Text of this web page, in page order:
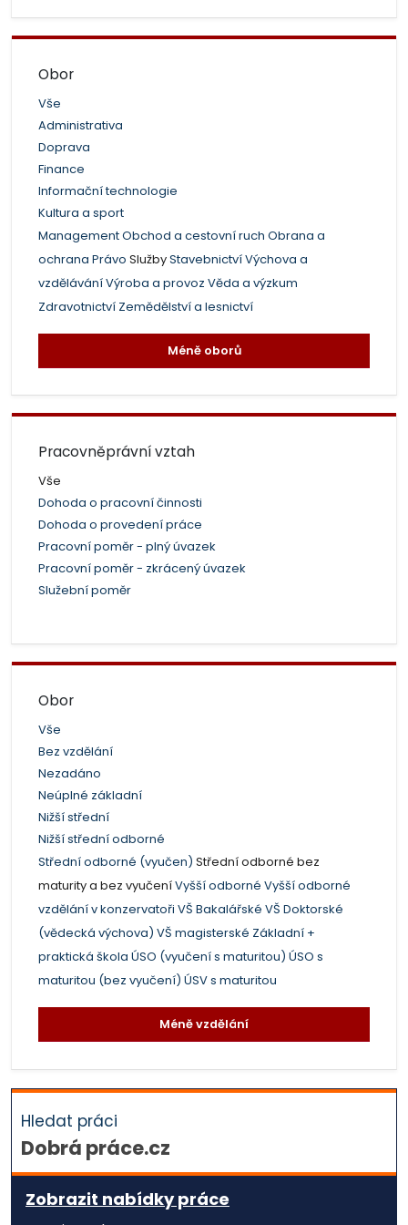
Obor
Vše
Administrativa
Doprava
Finance
Informační technologie
Kultura a sport
ManagementObchod a cestovní ruch Obrana a
ochrana Právo SlužbyStavebnictvíVýchova a
vzděláváníVýroba a provoz Věda a výzkum
Zdravotnictví Zemědělství a lesnictví
Méně oborů
Pracovněprávní vztah
Vše
Dohoda o pracovní činnosti
Dohoda o provedení práce
Pracovní poměr - plný úvazek
Pracovní poměr - zkrácený úvazek
Služební poměr
Obor
Vše
Bez vzdělání
Nezadáno
Neúplné základní
Nižší střední
Nižší střední odborné
Střední odborné (vyučen) Střední odborné bez
maturity a bez vyučeníVyšší odborné Vyšší odborné
vzdělání v konzervatoři VŠ Bakalářské VŠ Doktorské
(vědecká výchova) VŠ magisterské Základní +
praktická škola ÚSO (vyučení s maturitou) ÚSO s
maturitou (bez vyučení) ÚSV s maturitou
Méně vzdělání
Hledat práci
Dobrá práce.cz
Zobrazit nabídky práce